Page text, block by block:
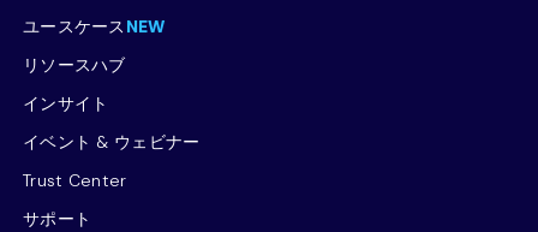
ユースケース NEW
リソースハブ
インサイト
イベント & ウェビナー
Trust Center
サポート